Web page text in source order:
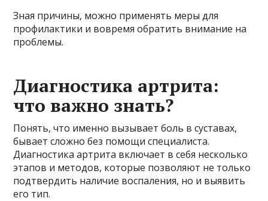
Зная причины, можно применять меры для
профилактики и вовремя обратить внимание на
проблемы.
Диагностика артрита:
что важно знать?
Понять, что именно вызывает боль в суставах,
бывает сложно без помощи специалиста.
Диагностика артрита включает в себя несколько
этапов и методов, которые позволяют не только
подтвердить наличие воспаления, но и выявить
его тип.